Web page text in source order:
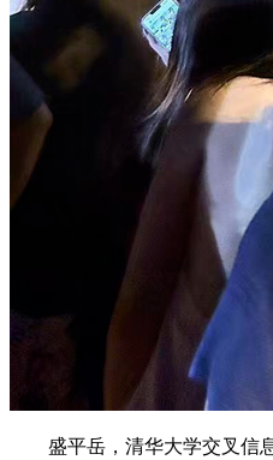
盛平岳，清华大学交叉信息